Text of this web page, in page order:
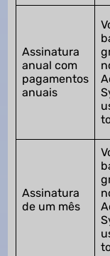
Assinatura
anual com
pagamentos
anuais
Assinatura
de um mês